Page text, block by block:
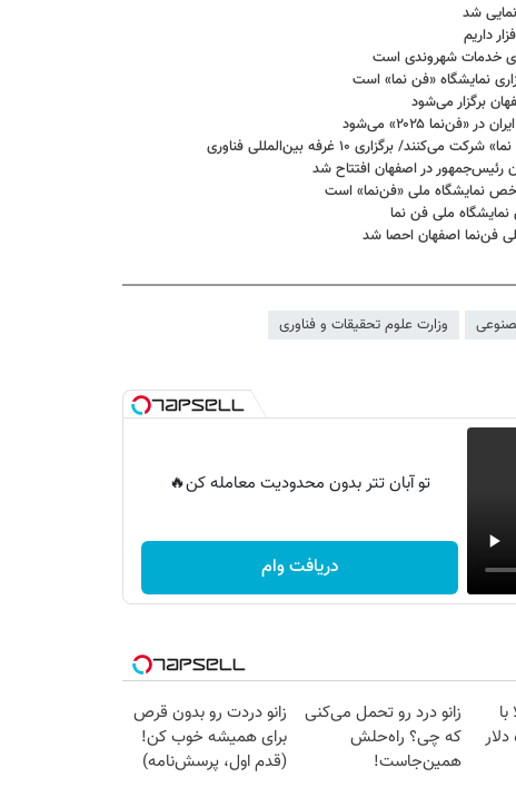
شد
خدمات شهروندی است
نمایشگاه «فن نما» است
برگزار می‌شود
۲۰۲۵» می‌شود
رئیس‌جمهور در اصفهان افتتاح شد
نمایشگاه ملی «فن‌نما» است
وزارت علوم تحقیقات و فناوری
تو آبان تتر بدون محدودیت معامله کن🔥
دریافت وام
اسپرد صفر و تا ۵۰۰ دلار
زانو درد رو تحمل می‌کنی
که چی؟ راه‌حلش
همین‌جاست!
زانو دردت رو بدون قرص
برای همیشه خوب کن!
(قدم اول، پرسش‌نامه)